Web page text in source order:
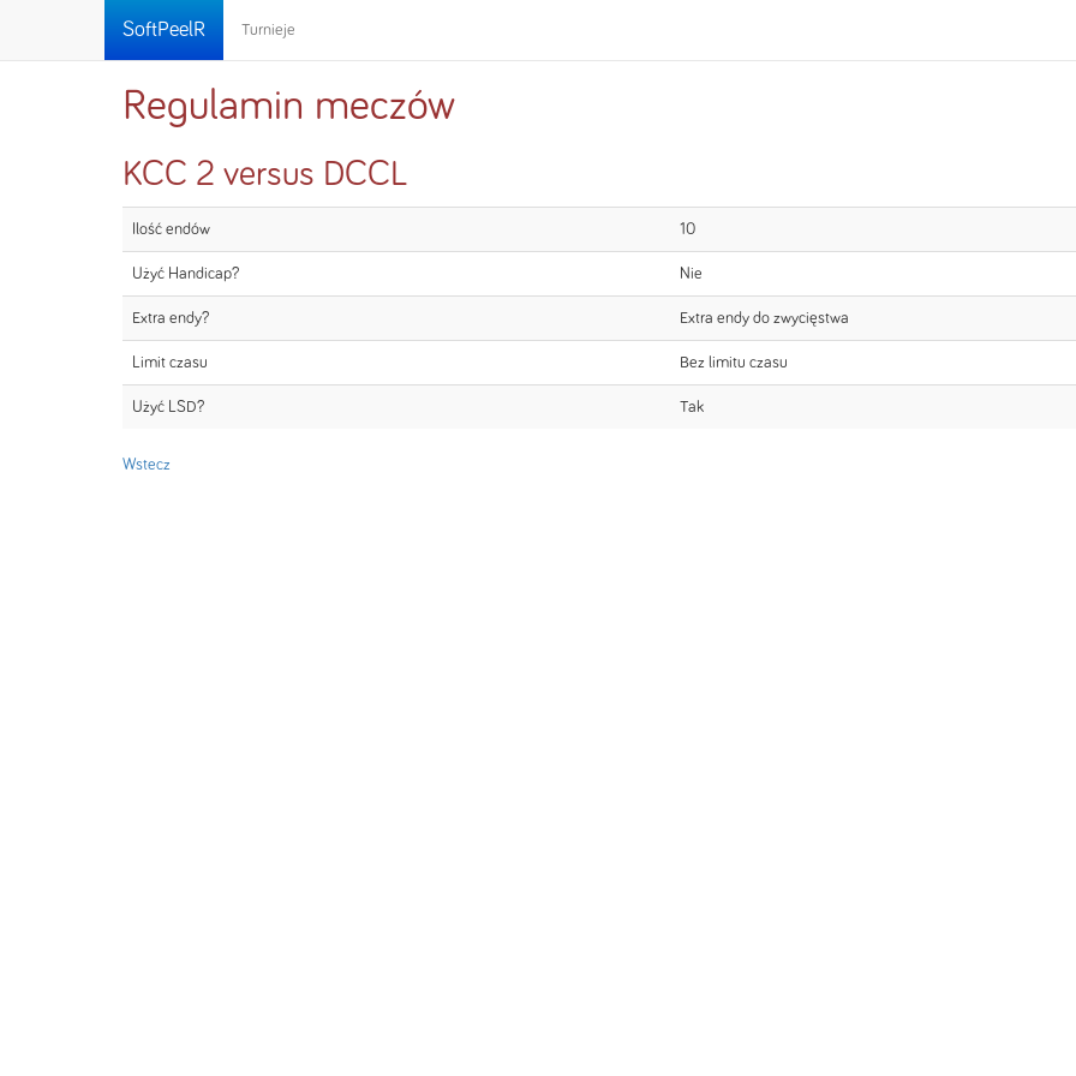
SoftPeelR Turnieje
Regulamin meczów
KCC 2 versus DCCL
Ilość endów 10
Użyć Handicap? Nie
Extra endy? Extra endy do zwycięstwa
Limit czasu Bez limitu czasu
Użyć LSD? Tak
Wstecz